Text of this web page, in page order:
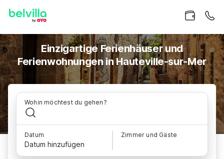
Einzigartige Ferienhäuser und
Ferienwohnungen in Hauteville-sur-Mer
Wohin möchtest du gehen?
Datum
Datum hinzufügen
Zimmer und Gäste